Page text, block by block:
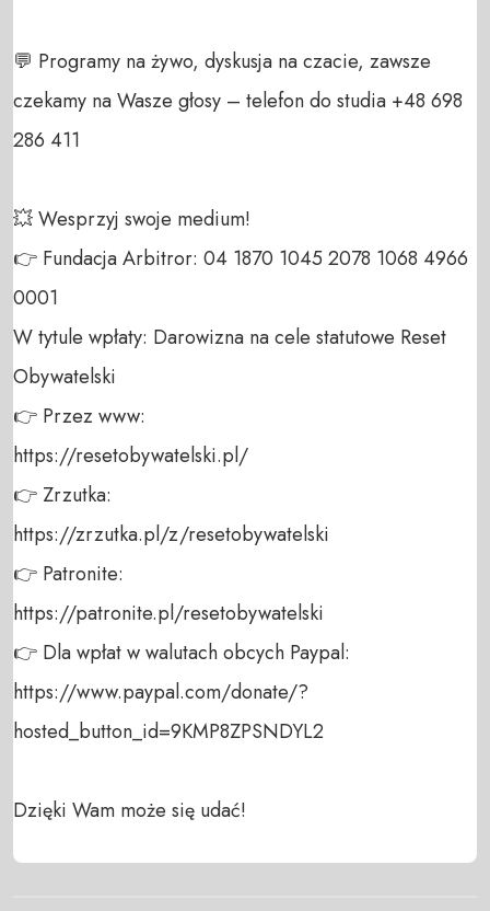
💬 Programy na żywo, dyskusja na czacie, zawsze
czekamy na Wasze głosy – telefon do studia +48 698
286 411
💥 Wesprzyj swoje medium!
👉 Fundacja Arbitror: 04 1870 1045 2078 1068 4966
0001
W tytule wpłaty: Darowizna na cele statutowe Reset
Obywatelski
👉 Przez www:
https://resetobywatelski.pl/
👉 Zrzutka:
https://zrzutka.pl/z/resetobywatelski
👉 Patronite:
https://patronite.pl/resetobywatelski
👉 Dla wpłat w walutach obcych Paypal:
https://www.paypal.com/donate/?
hosted_button_id=9KMP8ZPSNDYL2
Dzięki Wam może się udać!